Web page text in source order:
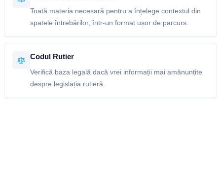
Toată materia necesară pentru a înțelege contextul din
spatele întrebărilor, într-un format ușor de parcurs.
Codul Rutier
Verifică baza legală dacă vrei informații mai amănunțite
despre legislația rutieră.